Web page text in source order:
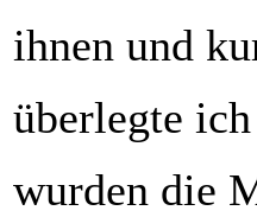
ihnen und
überlegte
wurden die